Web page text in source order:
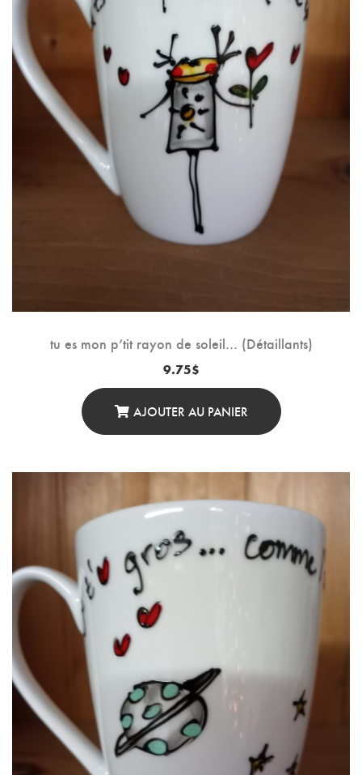
tu es mon p’tit rayon de soleil… (Détaillants)
9.75$
AJOUTER AU PANIER